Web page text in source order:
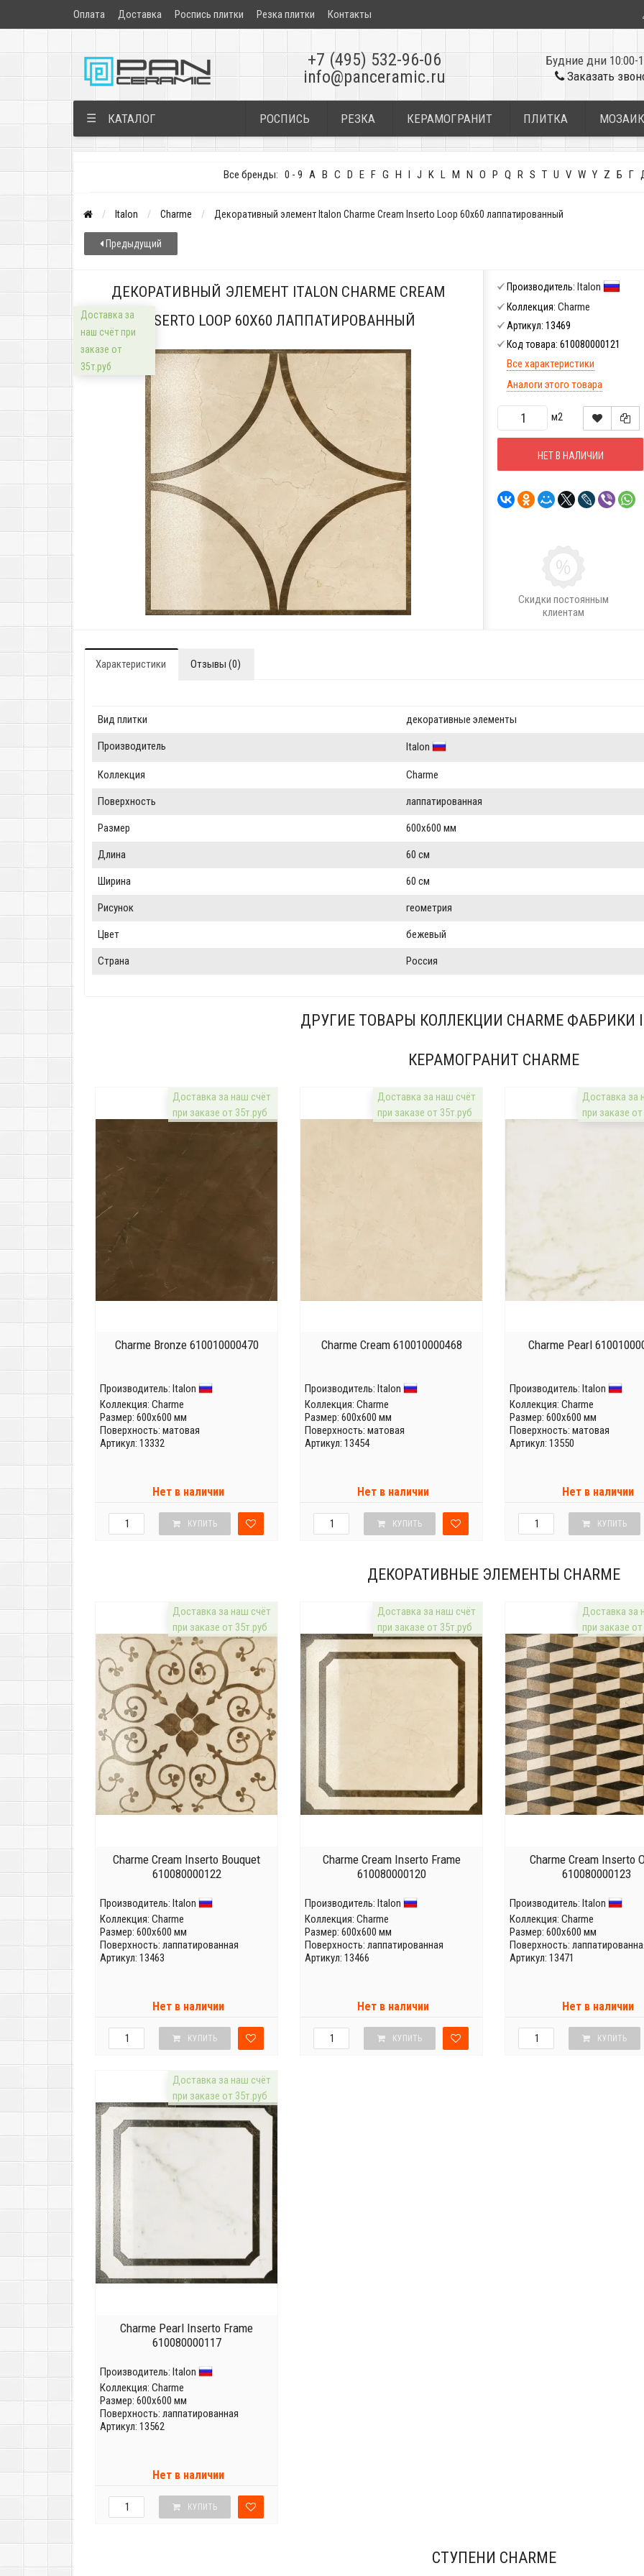
Оплата Доставка Роспись плитки Резка плитки Контакты
+7 (495) 532-96-06
info@panceramic.ru
Будние дни 10:00-
Заказать
☰ КАТАЛОГ РОСПИСЬ РЕЗКА КЕРАМОГРАНИТ ПЛИТКА
Все бренды: 0 - 9 A B C D E F G H I J K L M N O P Q R S T U V W Y Z Б Г
Italon Charme Декоративный элемент Italon Charme Cream Inserto Loop 60x60 лаппатированный
Предыдущий
ДЕКОРАТИВНЫЙ ЭЛЕМЕНТ ITALON CHARME CREAM
INSERTO LOOP 60X60 ЛАППАТИРОВАННЫЙ
Доставка за
наш счёт при
заказе от
35т.руб
Производитель: Italon
Коллекция: Charme
Артикул: 13469
Код товара: 610080000121
Все характеристики
Аналоги этого товара
м2
НЕТ В НАЛИЧИИ
Скидки постоянным
клиентам
Характеристики Отзывы (0)
Вид плитки декоративные элементы
Производитель Italon
Коллекция Charme
Поверхность лаппатированная
Размер 600x600 мм
Длина 60 см
Ширина 60 см
Рисунок геометрия
Цвет бежевый
Страна Россия
ДРУГИЕ ТОВАРЫ КОЛЛЕКЦИИ CHARME ФАБРИКИ
КЕРАМОГРАНИТ CHARME
Доставка за наш счёт
при заказе от 35т.руб
Charme Bronze 610010000470
Производитель: Italon
Коллекция: Charme
Размер: 600x600 мм
Поверхность: матовая
Артикул: 13332
Нет в наличии
КУПИТЬ
Доставка за наш счёт
при заказе от 35т.руб
Charme Cream 610010000468
Производитель: Italon
Коллекция: Charme
Размер: 600x600 мм
Поверхность: матовая
Артикул: 13454
Нет в наличии
КУПИТЬ
Доставка за
при заказе
Charme Pearl
Производитель: Italon
Коллекция: Charme
Размер: 600x600 мм
Поверхность: матовая
Артикул: 13550
Нет в наличии
КУПИТЬ
ДЕКОРАТИВНЫЕ ЭЛЕМЕНТЫ CHARME
Доставка за наш счёт
при заказе от 35т.руб
Charme Cream Inserto Bouquet
610080000122
Производитель: Italon
Коллекция: Charme
Размер: 600x600 мм
Поверхность: лаппатированная
Артикул: 13463
Нет в наличии
КУПИТЬ
Доставка за наш счёт
при заказе от 35т.руб
Charme Cream Inserto Frame
610080000120
Производитель: Italon
Коллекция: Charme
Размер: 600x600 мм
Поверхность: лаппатированная
Артикул: 13466
Нет в наличии
КУПИТЬ
Доставка за
при заказе
Charme Cream Inserto
610080000123
Производитель: Italon
Коллекция: Charme
Размер: 600x600 мм
Поверхность:
Артикул: 13471
Нет в наличии
КУПИТЬ
Доставка за наш счёт
при заказе от 35т.руб
Charme Pearl Inserto Frame
610080000117
Производитель: Italon
Коллекция: Charme
Размер: 600x600 мм
Поверхность: лаппатированная
Артикул: 13562
Нет в наличии
КУПИТЬ
СТУПЕНИ CHARME